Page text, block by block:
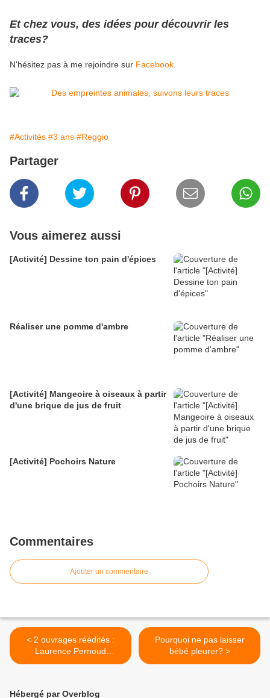
Et chez vous, des idées pour découvrir les
traces?
N'hésitez pas à me rejoindre sur Facebook
#Activités #3 ans #Reggio
Partager
Vous aimerez aussi
[Activité] Dessine ton pain d'épices
Réaliser une pomme d'ambre
[Activité] Mangeoire à oiseaux à partir
d'une brique de jus de fruit
[Activité] Pochoirs Nature
Commentaires
Ajouter un commentaire
< 2 ouvrages réédités :
Laurence Pernoud
(J'attends un enfant /
Pourquoi ne pas laisser
bébé pleurer? >
Hébergé par Overblog